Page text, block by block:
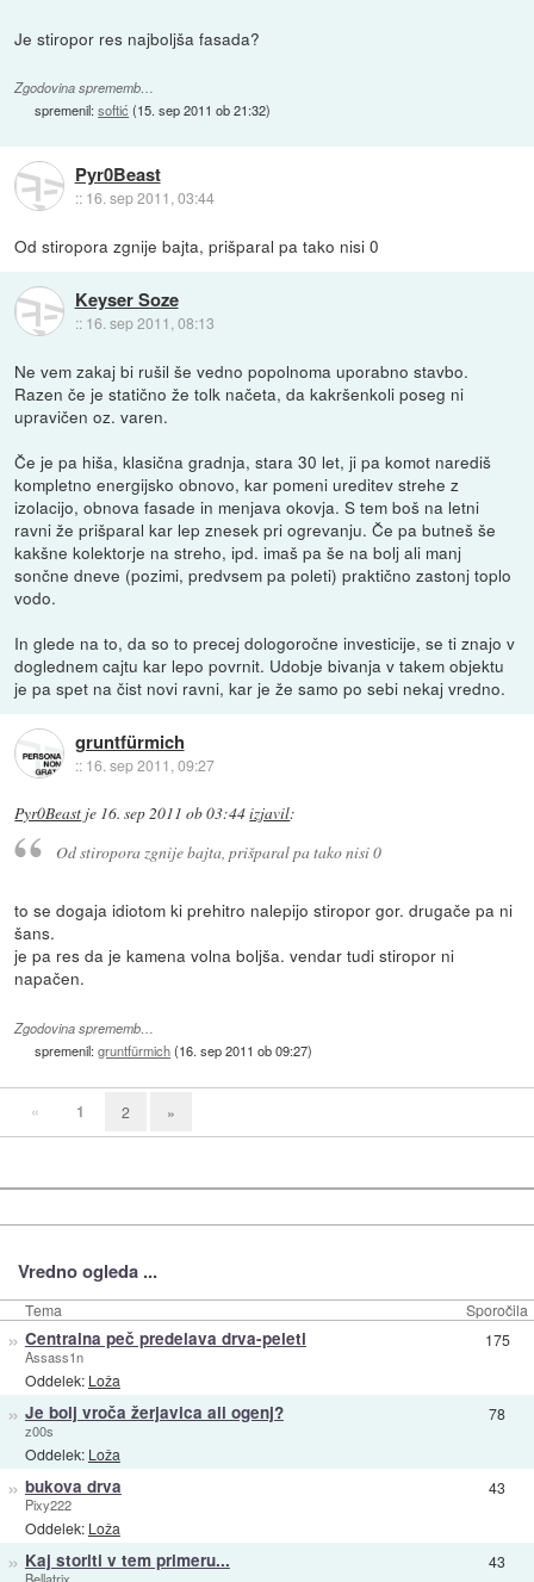
Je stiropor res najboljša fasada?
Zgodovina sprememb…
spremenil:softić (15. sep 2011 ob 21:32)
Pyr0Beast
:: 16. sep 2011, 03:44
Od stiropora zgnije bajta, prišparal pa tako nisi 0
Keyser Soze
:: 16. sep 2011, 08:13
Ne vem zakaj bi rušil še vedno popolnoma uporabno stavbo.
Razen če je statično že tolk načeta, da kakršenkoli poseg ni
upravičen oz. varen.
Če je pa hiša, klasična gradnja, stara 30 let, ji pa komot narediš
kompletno energijsko obnovo, kar pomeni ureditev strehe z
izolacijo, obnova fasade in menjava okovja. S tem boš na letni
ravni že prišparal kar lep znesek pri ogrevanju. Če pa butneš še
kakšne kolektorje na streho, ipd. imaš pa še na bolj ali manj
sončne dneve (pozimi, predvsem pa poleti) praktično zastonj toplo
vodo.
In glede na to, da so to precej dologoročne investicije, se ti znajo v
doglednem cajtu kar lepo povrnit. Udobje bivanja v takem objektu
je pa spet na čist novi ravni, kar je že samo po sebi nekaj vredno.
gruntfürmich
:: 16. sep 2011, 09:27
Pyr0Beast je 16. sep 2011 ob 03:44izjavil:
Od stiropora zgnije bajta, prišparal pa tako nisi 0
to se dogaja idiotom ki prehitro nalepijo stiropor gor. drugače pa ni
šans.
je pa res da je kamena volna boljša. vendar tudi stiropor ni
napačen.
Zgodovina sprememb…
spremenil:gruntfürmich(16. sep 2011 ob 09:27)
« 1 2 »
Vredno ogleda ...
Tema Sporočila
» Centralna peč predelava drva-peleti
Assass1n
Oddelek: Loža
175
» Je bolj vroča žerjavica ali ogenj?
z00s
Oddelek: Loža
78
» bukova drva
Pixy222
Oddelek: Loža
43
» Kaj storiti v tem primeru... 43